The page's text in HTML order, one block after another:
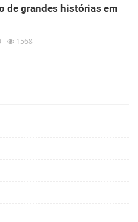
de grandes histórias em
1568